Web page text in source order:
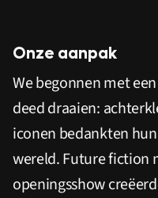
Onze aanpak
We begonnen met
deed draaien:
iconen bedankten
wereld. Future fiction
openingsshow